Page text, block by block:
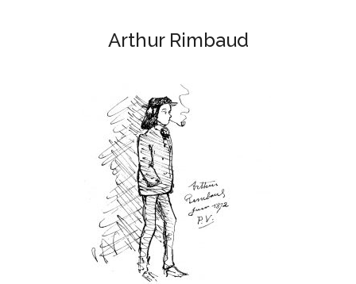
Arthur Rimbaud